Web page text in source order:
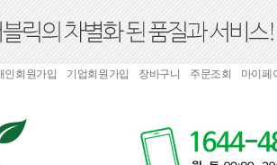
인회원가입 기업회원가입 장바구니 주문조회 마이페